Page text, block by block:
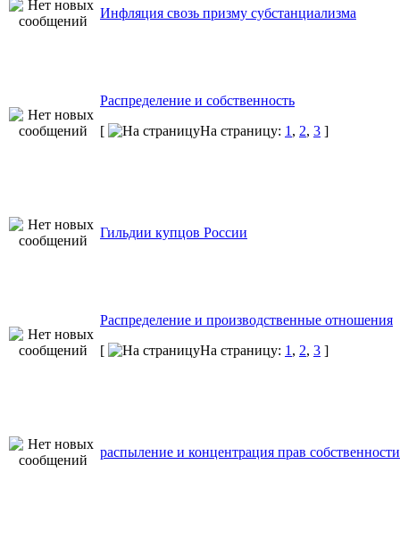
Инфляция свозь призму субстанциализма
Распределение и собственность
[
На страницу: 1 , 2, 3 ]
Гильдии купцов России
Распределение и производственные отношения
[
На страницу: 1 , 2, 3 ]
распыление и концентрация прав собственности